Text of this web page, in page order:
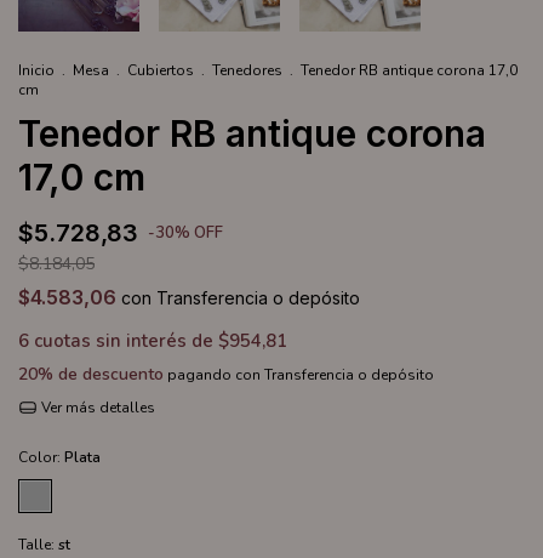
Inicio . Mesa . Cubiertos . Tenedores . Tenedor RB antique corona 17,0
cm
Tenedor RB antique corona
17,0 cm
$5.728,83 -30% OFF
$8.184,05
$4.583,06 con Transferencia o depósito
6 cuotas sin interés de $954,81
20% de descuento pagando con Transferencia o depósito
Ver más detalles
Color: Plata
Talle: st